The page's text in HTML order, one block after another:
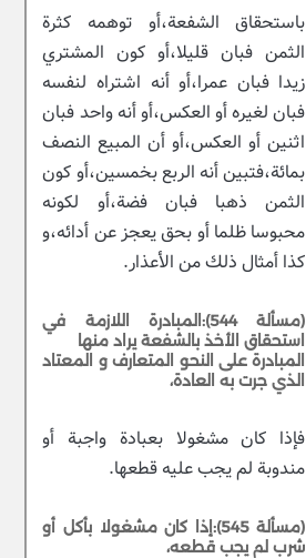
باستحقاق الشفعة،أو توهمه كثرة
الثمن فبان قليلا،أو كون المشتري
زيدا فبان عمرا،أو أنه اشتراه لنفسه
فبان لغيره أو العكس،أو أنه واحد فبان
اثنين أو العكس،أو أن المبيع النصف
بمائة،فتبين أنه الربع بخمسين،أو كون
الثمن ذهبا فبان فضة،أو لكونه
محبوسا ظلما أو بحق يعجز عن أدائه،و
كذا أمثال ذلك من الأعذار.
(مسألة 544):المبادرة اللازمة في
استحقاق الأخذ بالشفعة يراد منها
المبادرة على النحو المتعارف و المعتاد
الذي جرت به العادة،
فإذا كان مشغولا بعبادة واجبة أو
مندوبة لم يجب عليه قطعها.
(مسألة 545):إذا كان مشغولا بأكل أو
شرب لم يجب قطعه،